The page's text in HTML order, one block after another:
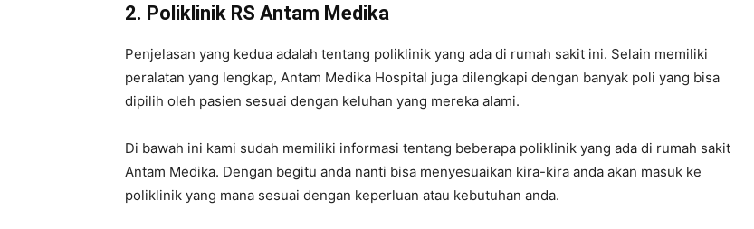
2. Poliklinik RS Antam Medika
Penjelasan yang kedua adalah tentang poliklinik yang ada di rumah sakit ini. Selain memiliki
peralatan yang lengkap, Antam Medika Hospital juga dilengkapi dengan banyak poli yang bisa
dipilih oleh pasien sesuai dengan keluhan yang mereka alami.
Di bawah ini kami sudah memiliki informasi tentang beberapa poliklinik yang ada di rumah sakit
Antam Medika. Dengan begitu anda nanti bisa menyesuaikan kira-kira anda akan masuk ke
poliklinik yang mana sesuai dengan keperluan atau kebutuhan anda.